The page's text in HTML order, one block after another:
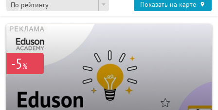
По рейтингу Показать на карте
-5%